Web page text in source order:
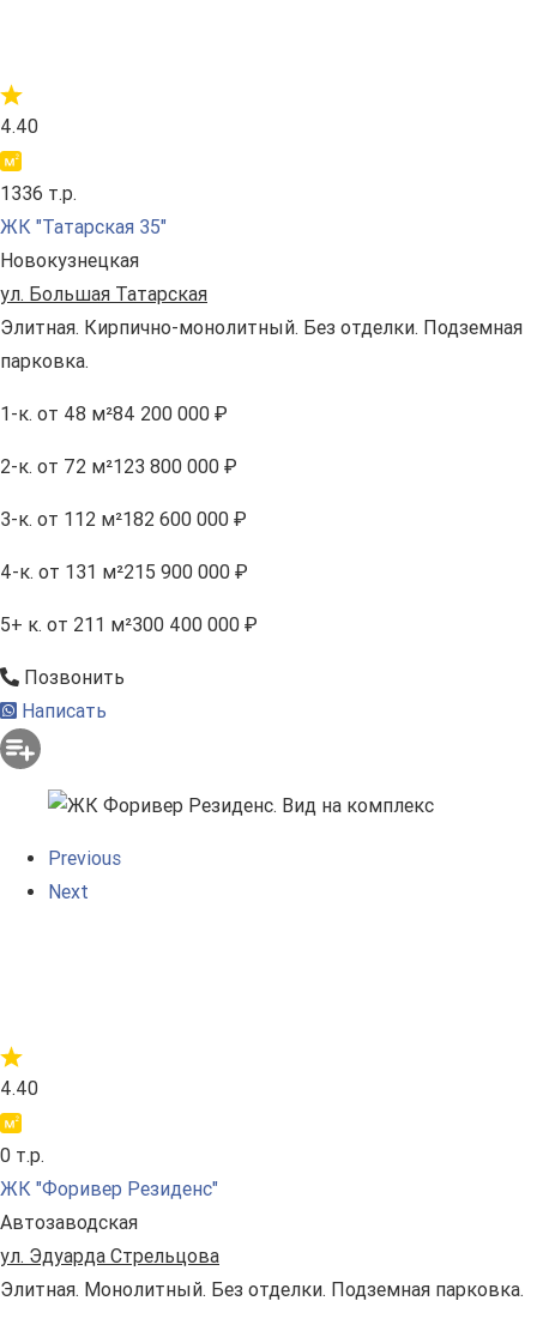
4.40
1336 т.р.
ЖК "Татарская 35"
Новокузнецкая
ул. Большая Татарская
Элитная. Кирпично-монолитный. Без отделки. Подземная
парковка.
1-к. от 48 м²84 200 000 ₽
2-к. от 72 м²123 800 000 ₽
3-к. от 112 м²182 600 000 ₽
4-к. от 131 м²215 900 000 ₽
5+ к. от 211 м²300 400 000 ₽
Позвонить
Написать
Previous
Next
4.40
0 т.р.
ЖК "Форивер Резиденс"
Автозаводская
ул. Эдуарда Стрельцова
Элитная. Монолитный. Без отделки. Подземная парковка.